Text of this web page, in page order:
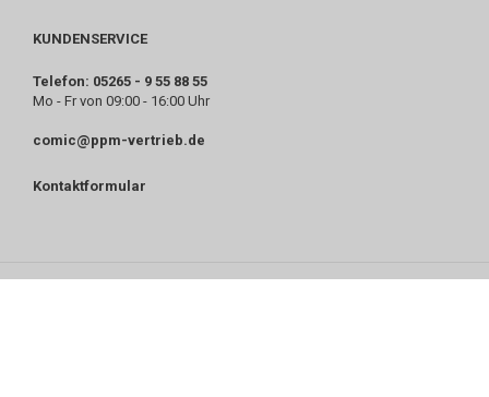
KUNDENSERVICE
Telefon: 05265 - 9 55 88 55
Mo - Fr von 09:00 - 16:00 Uhr
comic@ppm-vertrieb.de
Kontaktformular